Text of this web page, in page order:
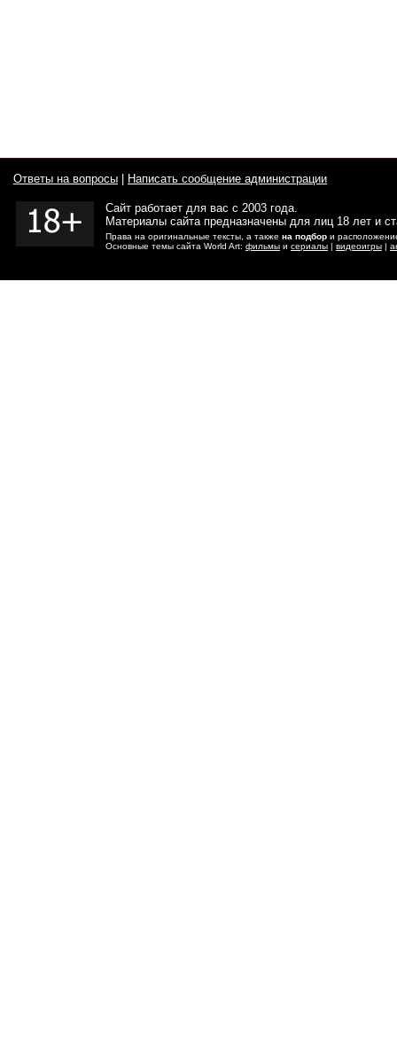
Ответы на вопросы Написать сообщение администрации
Сайт работает для вас с 2003 года.
Материалы сайта предназначены для лиц 18 лет и
Права на оригинальные тексты, а также на подбор и
Основные темы сайта World Art: фильмы и сериалы | видеоигры |